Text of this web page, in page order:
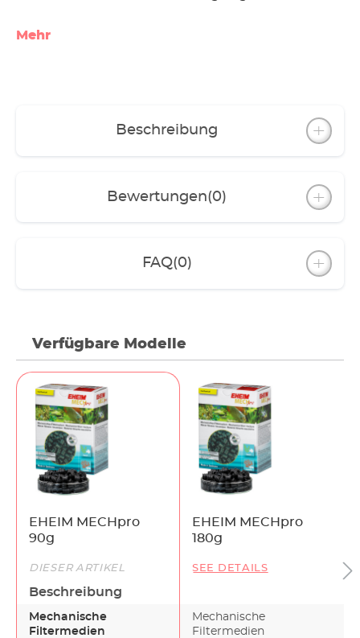
Mehr
Beschreibung
Bewertungen(0)
FAQ(0)
Verfügbare Modelle
EHEIM MECHpro
90g
EHEIM MECHpro
180g
DIESER ARTIKEL SEE DETAILS
Beschreibung
Mechanische
Filtermedien
Mechanische
Filtermedien